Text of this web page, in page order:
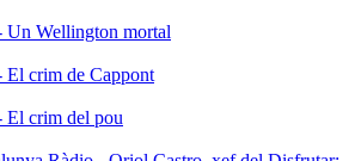
Un Wellington mortal
crim de Cappont
crim del pou